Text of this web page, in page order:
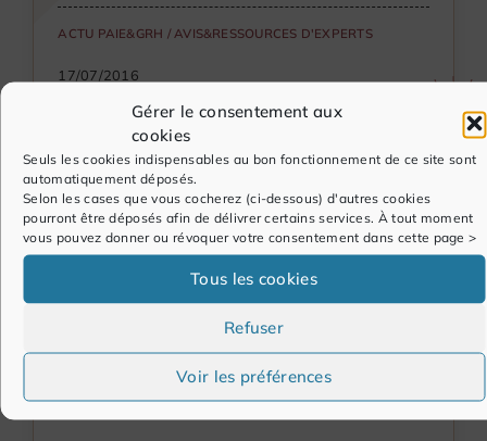
Gérer le consentement aux
cookies
Seuls les cookies indispensables au bon fonctionnement de ce site sont
automatiquement déposés.
Selon les cases que vous cocherez (ci-dessous) d'autres cookies
pourront être déposés afin de délivrer certains services. À tout moment
vous pouvez donner ou révoquer votre consentement dans cette page >
Tous les cookies
Refuser
Voir les préférences
ACTU PAIE&GRH / AVIS&RESSOURCES D'EXPERTS
17/07/2016